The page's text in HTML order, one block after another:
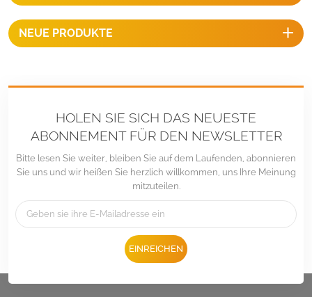
Wohnmobildächern,
Anhängern, Booten,
Freizeitfahrzeugen oder
Yachten, ideale Montage für
NEUE PRODUKTE
HOLEN SIE SICH DAS NEUESTE
ABONNEMENT FÜR DEN NEWSLETTER
Bitte lesen Sie weiter, bleiben Sie auf dem Laufenden, abonnieren
Sie uns und wir heißen Sie herzlich willkommen, uns Ihre Meinung
mitzuteilen.
EINREICHEN